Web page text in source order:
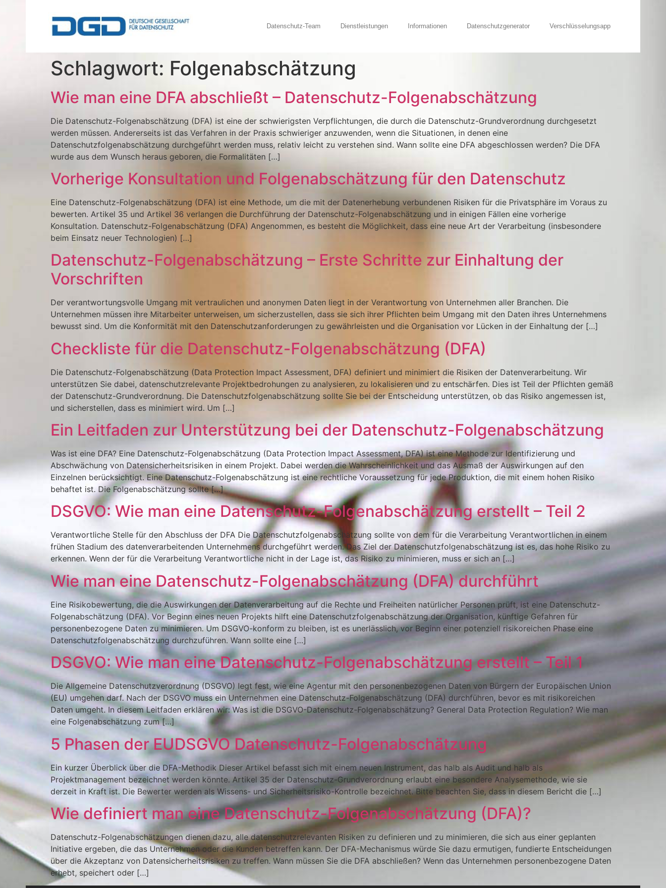
Datenschutz-Team Dienstleistungen Informationen Datenschutzgenerator Verschlüsselungsapp
Schlagwort: Folgenabschätzung
Wie man eine DFA abschließt – Datenschutz-Folgenabschätzung
Die Datenschutz-Folgenabschätzung (DFA) ist eine der schwierigsten Verpflichtungen, die durch die Datenschutz-Grundverordnung durchgesetzt
werden müssen. Andererseits ist das Verfahren in der Praxis schwieriger anzuwenden, wenn die Situationen, in denen eine
Datenschutzfolgenabschätzung durchgeführt werden muss, relativ leicht zu verstehen sind. Wann sollte eine DFA abgeschlossen werden? Die DFA
wurde aus dem Wunsch heraus geboren, die Formalitäten […]
Vorherige Konsultation und Folgenabschätzung für den Datenschutz
Eine Datenschutz-Folgenabschätzung (DFA) ist eine Methode, um die mit der Datenerhebung verbundenen Risiken für die Privatsphäre im Voraus zu
bewerten. Artikel 35 und Artikel 36 verlangen die Durchführung der Datenschutz-Folgenabschätzung und in einigen Fällen eine vorherige
Konsultation. Datenschutz-Folgenabschätzung (DFA) Angenommen, es besteht die Möglichkeit, dass eine neue Art der Verarbeitung (insbesondere
beim Einsatz neuer Technologien) […]
Datenschutz-Folgenabschätzung – Erste Schritte zur Einhaltung der
Vorschriften
Der verantwortungsvolle Umgang mit vertraulichen und anonymen Daten liegt in der Verantwortung von Unternehmen aller Branchen. Die
Unternehmen müssen ihre Mitarbeiter unterweisen, um sicherzustellen, dass sie sich ihrer Pflichten beim Umgang mit den Daten ihres Unternehmens
bewusst sind. Um die Konformität mit den Datenschutzanforderungen zu gewährleisten und die Organisation vor Lücken in der Einhaltung der […]
Checkliste für die Datenschutz-Folgenabschätzung (DFA)
Die Datenschutz-Folgenabschätzung (Data Protection Impact Assessment, DFA) definiert und minimiert die Risiken der Datenverarbeitung. Wir
unterstützen Sie dabei, datenschutzrelevante Projektbedrohungen zu analysieren, zu lokalisieren und zu entschärfen. Dies ist Teil der Pflichten gemäß
der Datenschutz-Grundverordnung. Die Datenschutzfolgenabschätzung sollte Sie bei der Entscheidung unterstützen, ob das Risiko angemessen ist,
und sicherstellen, dass es minimiert wird. Um […]
Ein Leitfaden zur Unterstützung bei der Datenschutz-Folgenabschätzung
Was ist eine DFA? Eine Datenschutz-Folgenabschätzung (Data Protection Impact Assessment, DFA) ist eine Methode zur Identifizierung und
Abschwächung von Datensicherheitsrisiken in einem Projekt. Dabei werden die Wahrscheinlichkeit und das Ausmaß der Auswirkungen auf den
Einzelnen berücksichtigt. Eine Datenschutz-Folgenabschätzung ist eine rechtliche Voraussetzung für jede Produktion, die mit einem hohen Risiko
behaftet ist. Die Folgenabschätzung sollte […]
DSGVO: Wie man eine Datenschutz-Folgenabschätzung erstellt – Teil 2
Verantwortliche Stelle für den Abschluss der DFA Die Datenschutzfolgenabschätzung sollte von dem für die Verarbeitung Verantwortlichen in einem
frühen Stadium des datenverarbeitenden Unternehmens durchgeführt werden. Das Ziel der Datenschutzfolgenabschätzung ist es, das hohe Risiko zu
erkennen. Wenn der für die Verarbeitung Verantwortliche nicht in der Lage ist, das Risiko zu minimieren, muss er sich an […]
Wie man eine Datenschutz-Folgenabschätzung (DFA) durchführt
Eine Risikobewertung, die die Auswirkungen der Datenverarbeitung auf die Rechte und Freiheiten natürlicher Personen prüft, ist eine Datenschutz-
Folgenabschätzung (DFA). Vor Beginn eines neuen Projekts hilft eine Datenschutzfolgenabschätzung der Organisation, künftige Gefahren für
personenbezogene Daten zu minimieren. Um DSGVO-konform zu bleiben, ist es unerlässlich, vor Beginn einer potenziell risikoreichen Phase eine
Datenschutzfolgenabschätzung durchzuführen. Wann sollte eine […]
DSGVO: Wie man eine Datenschutz-Folgenabschätzung erstellt – Teil 1
Die Allgemeine Datenschutzverordnung (DSGVO) legt fest, wie eine Agentur mit den personenbezogenen Daten von Bürgern der Europäischen Union
(EU) umgehen darf. Nach der DSGVO muss ein Unternehmen eine Datenschutz-Folgenabschätzung (DFA) durchführen, bevor es mit risikoreichen
Daten umgeht. In diesem Leitfaden erklären wir: Was ist die DSGVO-Datenschutz-Folgenabschätzung? General Data Protection Regulation? Wie man
eine Folgenabschätzung zum […]
5 Phasen der EUDSGVO Datenschutz-Folgenabschätzung
Ein kurzer Überblick über die DFA-Methodik Dieser Artikel befasst sich mit einem neuen Instrument, das halb als Audit und halb als
Projektmanagement bezeichnet werden könnte. Artikel 35 der Datenschutz-Grundverordnung erlaubt eine besondere Analysemethode, wie sie
derzeit in Kraft ist. Die Bewerter werden als Wissens- und Sicherheitsrisiko-Kontrolle bezeichnet. Bitte beachten Sie, dass in diesem Bericht die […]
Wie definiert man eine Datenschutz-Folgenabschätzung (DFA)?
Datenschutz-Folgenabschätzungen dienen dazu, alle datenschutzrelevanten Risiken zu definieren und zu minimieren, die sich aus einer geplanten
Initiative ergeben, die das Unternehmen oder die Kunden betreffen kann. Der DFA-Mechanismus würde Sie dazu ermutigen, fundierte Entscheidungen
über die Akzeptanz von Datensicherheitsrisiken zu treffen. Wann müssen Sie die DFA abschließen? Wenn das Unternehmen personenbezogene Daten
erhebt, speichert oder […]